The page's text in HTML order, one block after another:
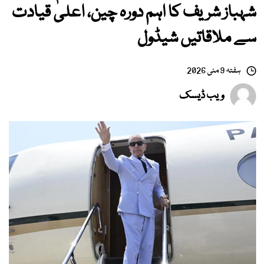
شہباز شریف کا اہم دورہ چین، اعلیٰ قیادت
سے ملاقاتیں شیڈول
ہفتہ 9 مئی 2026
ویب ڈیسک